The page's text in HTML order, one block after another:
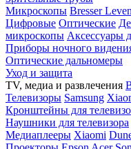
Микроскопы Bresser
Цифровые Оптические
микроскопы Аксессуары
Приборы ночного
Оптические дальномеры
Уход и защита
TV, медиа и развлечения
Телевизоры Samsung
Кронштейны для
Наушники для телевизора
Медиаплееры Xiaomi